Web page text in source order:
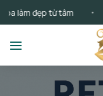
dung
đẹp từ tâm